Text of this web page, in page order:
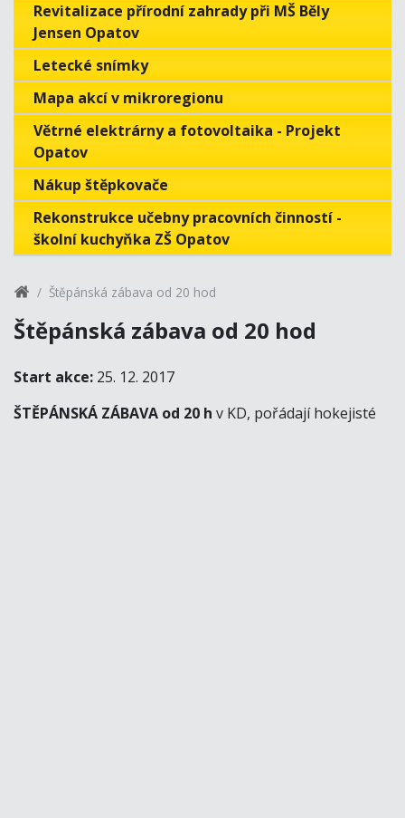
Revitalizace přírodní zahrady při MŠ Běly
Jensen Opatov
Letecké snímky
Mapa akcí v mikroregionu
Větrné elektrárny a fotovoltaika - Projekt
Opatov
Nákup štěpkovače
Rekonstrukce učebny pracovních činností -
školní kuchyňka ZŠ Opatov
Štěpánská zábava od 20 hod
Štěpánská zábava od 20 hod
Start akce: 25. 12. 2017
ŠTĚPÁNSKÁ ZÁBAVA od 20 h v KD, pořádají hokejisté